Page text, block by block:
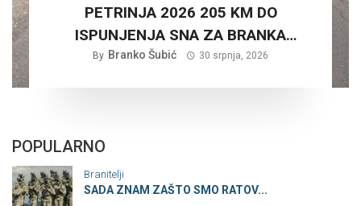
PETRINJA 2026 205 KM DO
ISPUNJENJA SNA ZA BRANKA
ŠUBIĆA…
By Branko Šubić 30 srpnja, 2026
POPULARNO
Branitelji
SADA ZNAM ZAŠTO SMO RATOV...